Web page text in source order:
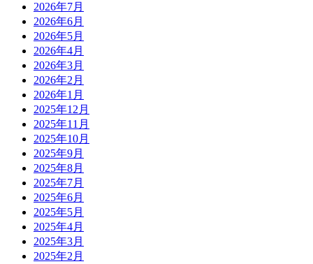
2026年7月
2026年6月
2026年5月
2026年4月
2026年3月
2026年2月
2026年1月
2025年12月
2025年11月
2025年10月
2025年9月
2025年8月
2025年7月
2025年6月
2025年5月
2025年4月
2025年3月
2025年2月